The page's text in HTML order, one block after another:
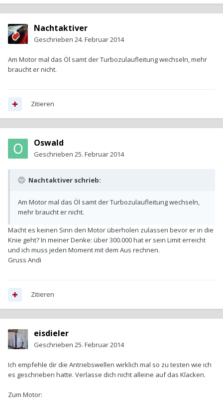
Nachtaktiver
Geschrieben 24. Februar 2014
Am Motor mal das Öl samt der Turbozulaufleitung wechseln, mehr
braucht er nicht.
Zitieren
Oswald
Geschrieben 25. Februar 2014
Nachtaktiver schrieb:
Am Motor mal das Öl samt der Turbozulaufleitung wechseln,
mehr braucht er nicht.
Macht es keinen Sinn den Motor überholen zulassen bevor er in die
Knie geht? In meiner Denke: über 300.000 hat er sein Limit erreicht
und ich muss jeden Moment mit dem Aus rechnen.
Gruss Andi
Zitieren
eisdieler
Geschrieben 25. Februar 2014
Ich empfehle dir die Antriebswellen wirklich mal so zu testen wie ich
es geschrieben hatte. Verlasse dich nicht alleine auf das Klacken.
Zum Motor: